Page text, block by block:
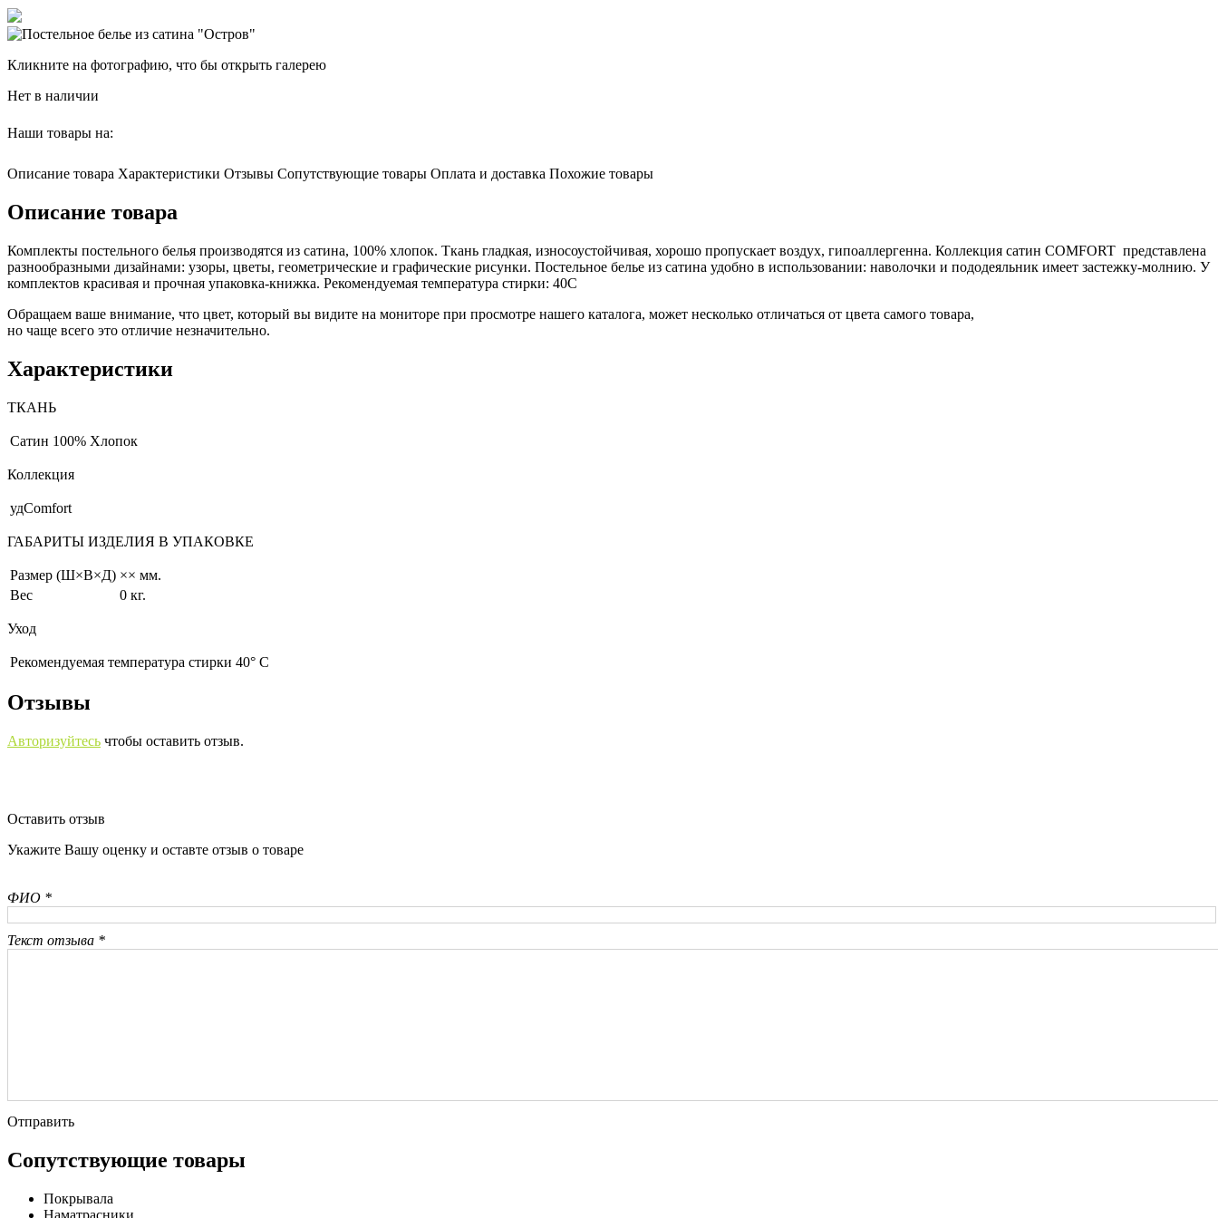
Кликните на фотографию, что бы открыть галерею
Нет в наличии
Наши товары на:
Описание товара Характеристики Отзывы Сопутствующие товары Оплата и доставка Похожие товары
Описание товара
Комплекты постельного белья производятся из сатина, 100% хлопок. Ткань гладкая, износоустойчивая, хорошо пропускает воздух, гипоаллергенна. Коллекция сатин COMFORT представлена
разнообразными дизайнами: узоры, цветы, геометрические и графические рисунки. Постельное белье из сатина удобно в использовании: наволочки и пододеяльник имеет застежку-молнию. У
комплектов красивая и прочная упаковка-книжка. Рекомендуемая температура стирки: 40С
Обращаем ваше внимание, что цвет, который вы видите на мониторе при просмотре нашего каталога, может несколько отличаться от цвета самого товара,
но чаще всего это отличие незначительно.
Характеристики
ТКАНЬ
Сатин 100% Хлопок
Коллекция
удComfort
ГАБАРИТЫ ИЗДЕЛИЯ В УПАКОВКЕ
Размер (Ш×В×Д) ×× мм.
Вес
0 кг.
Уход
Рекомендуемая температура стирки 40° С
Отзывы
Авторизуйтесь чтобы оставить отзыв.
Оставить отзыв
Укажите Вашу оценку и оставте отзыв о товаре
ФИО *
Текст отзыва *
Отправить
Сопутствующие товары
Покрывала